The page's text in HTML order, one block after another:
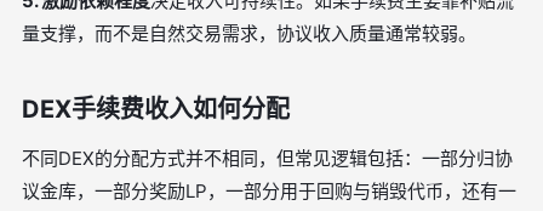
量支撑，而不是自然交易需求，协议收入质量通常较弱。
DEX手续费收入如何分配
不同DEX的分配方式并不相同，但常见逻辑包括：一部分归协
议金库，一部分奖励LP，一部分用于回购与销毁代币，还有一